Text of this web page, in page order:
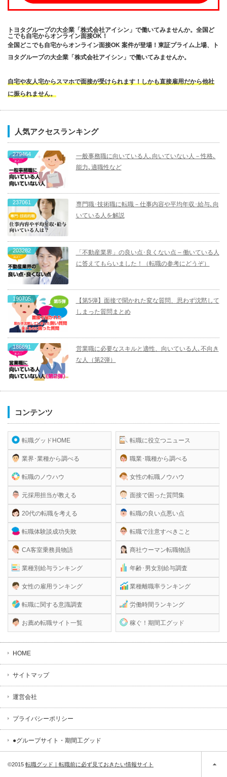
トヨタグループの大企業「株式会社アイシン」で働いてみませんか。全国ど
こでも自宅からオンライン面接OK！
全国どこでも自宅からオンライン面接OK 案件が登場！東証プライム上場、ト
ヨタグループの大企業「株式会社アイシン」で働いてみませんか。
自宅や友人宅からスマホで面接が受けられます！しかも直接雇用だから他社
に振られません。
人気アクセスランキング
279464
一般事務職に向いている人､向いていない人－性格､
能力､適職性など
237061
専門職･技術職に転職－仕事内容や平均年収･給与､向
いている人を解説
203282
「不動産業界」の良い点･良くない点 – 働いている人
に答えてもらいました！（転職の参考にどうぞ）
190705
【第5弾】面接で聞かれた変な質問、思わず沈黙して
しまった質問まとめ
186691
営業職に必要なスキルと適性、向いている人､不向き
な人（第2弾）
コンテンツ
転職グッドHOME
業界･業種から調べる
転職のノウハウ
元採用担当が教える
20代の転職を考える
転職体験談成功失敗
CA客室乗務員物語
業種別給与ランキング
女性の雇用ランキング
転職に関する意識調査
お薦め転職サイト一覧
転職に役立つニュース
職業･職種から調べる
女性の転職ノウハウ
面接で困った質問集
転職の良い点悪い点
転職で注意すべきこと
商社ウーマン転職物語
年齢･男女別給与調査
業種離職率ランキング
労働時間ランキング
稼ぐ！期間工グッド
HOME
サイトマップ
運営会社
プライバシーポリシー
●グループサイト・期間工グッド
©2015 転職グッド｜転職前に必ず見ておきたい情報サイト